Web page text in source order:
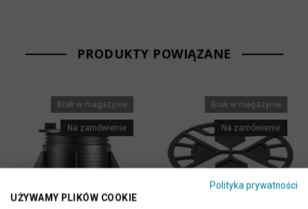
PRODUKTY POWIĄZANE
Brak w magazynie
Na zamówienie
Brak w magazynie
Na zamówienie
Polityka prywatności
UŻYWAMY PLIKÓW COOKIE